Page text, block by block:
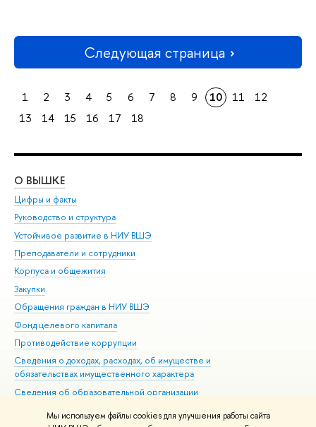
Мы используем файлы cookies для улучшения работы сайта
Следующая страница
1 2 3 4 5 6 7 8 9 10 11
12
13
14 15 16 17 18
О ВЫШКЕ
Цифры и факты
Руководство и структура
Устойчивое развитие в НИУ ВШЭ
Преподаватели и сотрудники
Корпуса и общежития
Закупки
Обращения граждан в НИУ ВШЭ
Фонд целевого капитала
Противодействие коррупции
Сведения о доходах, расходах, об имуществе и
обязательствах имущественного характера
Сведения об образовательной организации
Людям с ограниченными возможностями здоровья